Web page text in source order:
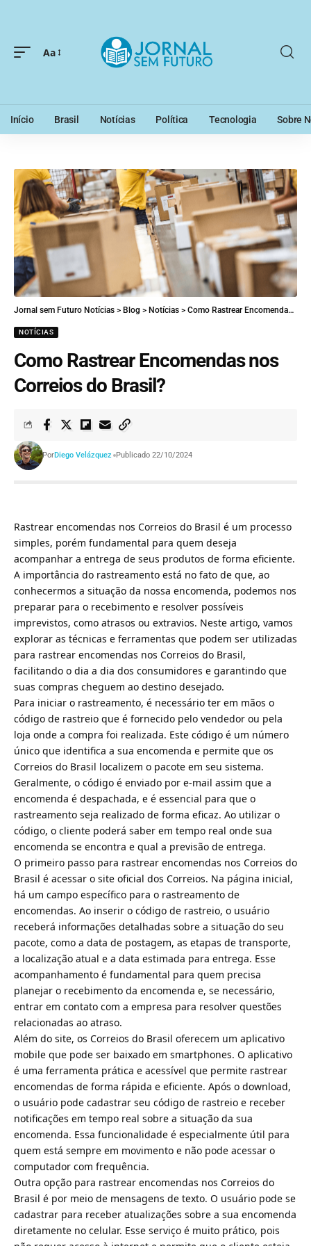
Aa
Início Brasil Notícias Política Tecnologia Sobre
Jornal sem Futuro Notícias > Blog > Notícias > Como Rastrear Encomendas nos Correios do Brasil?
NOTÍCIAS
Como Rastrear Encomendas nos
Correios do Brasil?
PorDiego Velázquez Publicado 22/10/2024
Rastrear encomendas nos Correios do Brasil é um processo
simples, porém fundamental para quem deseja
acompanhar a entrega de seus produtos de forma eficiente.
A importância do rastreamento está no fato de que, ao
conhecermos a situação da nossa encomenda, podemos nos
preparar para o recebimento e resolver possíveis
imprevistos, como atrasos ou extravios. Neste artigo, vamos
explorar as técnicas e ferramentas que podem ser utilizadas
para rastrear encomendas nos Correios do Brasil,
facilitando o dia a dia dos consumidores e garantindo que
suas compras cheguem ao destino desejado.
Para iniciar o rastreamento, é necessário ter em mãos o
código de rastreio que é fornecido pelo vendedor ou pela
loja onde a compra foi realizada. Este código é um número
único que identifica a sua encomenda e permite que os
Correios do Brasil localizem o pacote em seu sistema.
Geralmente, o código é enviado por e-mail assim que a
encomenda é despachada, e é essencial para que o
rastreamento seja realizado de forma eficaz. Ao utilizar o
código, o cliente poderá saber em tempo real onde sua
encomenda se encontra e qual a previsão de entrega.
O primeiro passo para rastrear encomendas nos Correios do
Brasil é acessar o site oficial dos Correios. Na página inicial,
há um campo específico para o rastreamento de
encomendas. Ao inserir o código de rastreio, o usuário
receberá informações detalhadas sobre a situação do seu
pacote, como a data de postagem, as etapas de transporte,
a localização atual e a data estimada para entrega. Esse
acompanhamento é fundamental para quem precisa
planejar o recebimento da encomenda e, se necessário,
entrar em contato com a empresa para resolver questões
relacionadas ao atraso.
Além do site, os Correios do Brasil oferecem um aplicativo
mobile que pode ser baixado em smartphones. O aplicativo
é uma ferramenta prática e acessível que permite rastrear
encomendas de forma rápida e eficiente. Após o download,
o usuário pode cadastrar seu código de rastreio e receber
notificações em tempo real sobre a situação da sua
encomenda. Essa funcionalidade é especialmente útil para
quem está sempre em movimento e não pode acessar o
computador com frequência.
Outra opção para rastrear encomendas nos Correios do
Brasil é por meio de mensagens de texto. O usuário pode se
cadastrar para receber atualizações sobre a sua encomenda
diretamente no celular. Esse serviço é muito prático, pois